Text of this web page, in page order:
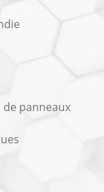
de panneaux